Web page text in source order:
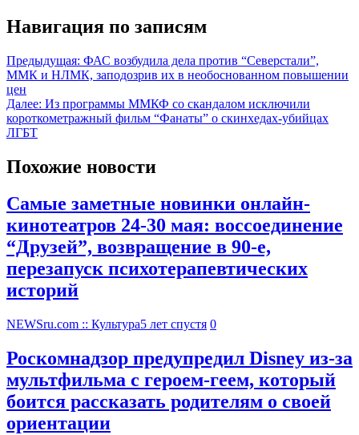
Навигация по записям
Предыдущая: ФАС возбудила дела против “Северстали”,
ММК и НЛМК, заподозрив их в необоснованном повышении
цен
Далее: Из программы ММКФ со скандалом исключили
короткометражный фильм “Фанаты” о скинхедах-убийцах
ЛГБТ
Похожие новости
Самые заметные новинки онлайн-
кинотеатров 24-30 мая: воссоединение
“Друзей”, возвращение в 90-е,
перезапуск психотерапевтических
историй
NEWSru.com :: Культура5 лет спустя 0
Роскомнадзор предупредил Disney из-за
мультфильма c героем-геем, который
боится рассказать родителям о своей
ориентации